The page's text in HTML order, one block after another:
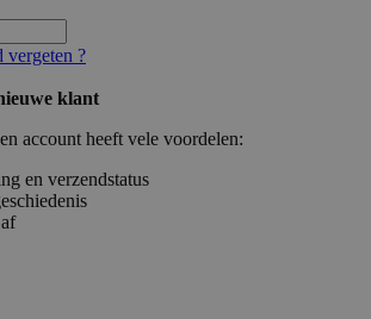
vergeten ?
klant
account heeft vele voordelen:
en verzendstatus